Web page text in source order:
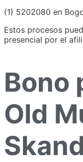
(1) 5202080 en
Estos procesos
presencial por el
Bono
Old